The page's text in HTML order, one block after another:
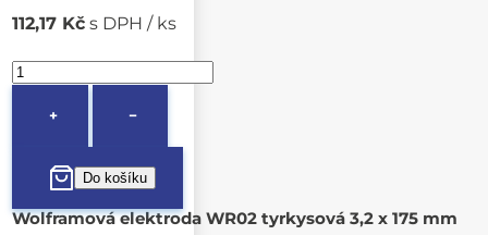
112,17 Kč s DPH / ks
+ −
Wolframová elektroda WR02 tyrkysová 3,2 x 175 mm